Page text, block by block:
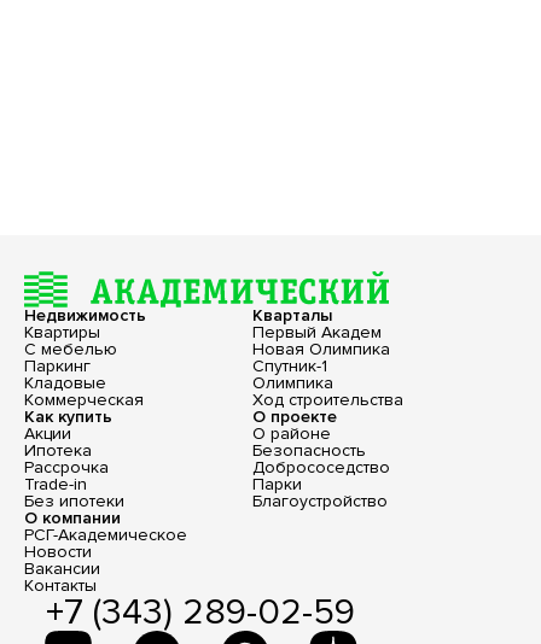
Недвижимость
Квартиры
С мебелью
Паркинг
Кладовые
Коммерческая
Кварталы
Первый Академ
Новая Олимпика
Спутник-1
Олимпика
Ход строительства
Как купить
Акции
Ипотека
Рассрочка
Trade-in
Без ипотеки
О проекте
О районе
Безопасность
Добрососедство
Парки
Благоустройство
О компании
РСГ-Академическое
Новости
Вакансии
Контакты
+7 (343) 289-02-59